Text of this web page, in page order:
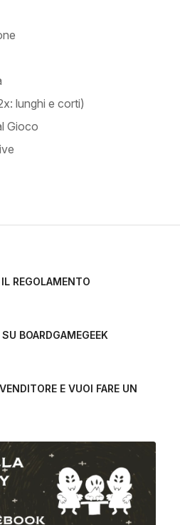
lunghi e corti)
Gioco
REGOLAMENTO
BOARDGAMEGEEK
E VUOI FARE UN